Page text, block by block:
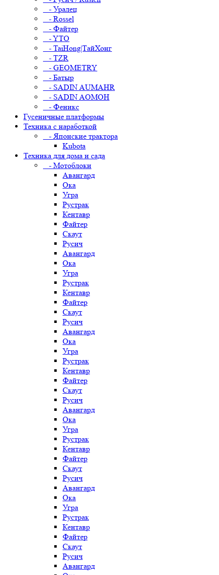
- Уралец
- Rossel
- Файтер
- YTO
- TaiHong|ТайХонг
- TZR
- GEOMETRY
- Батыр
- SADIN AUMAHR
- SADIN AOMOH
- Феникс
Гусеничные платформы
Техника с наработкой
- Японские трактора
Kubota
Техника для дома и сада
- Мотоблоки
Авангард
Ока
Угра
Рустрак
Кентавр
Файтер
Скаут
Русич
Авангард
Ока
Угра
Рустрак
Кентавр
Файтер
Скаут
Русич
Авангард
Ока
Угра
Рустрак
Кентавр
Файтер
Скаут
Русич
Авангард
Ока
Угра
Рустрак
Кентавр
Файтер
Скаут
Русич
Авангард
Ока
Угра
Рустрак
Кентавр
Файтер
Скаут
Русич
Авангард